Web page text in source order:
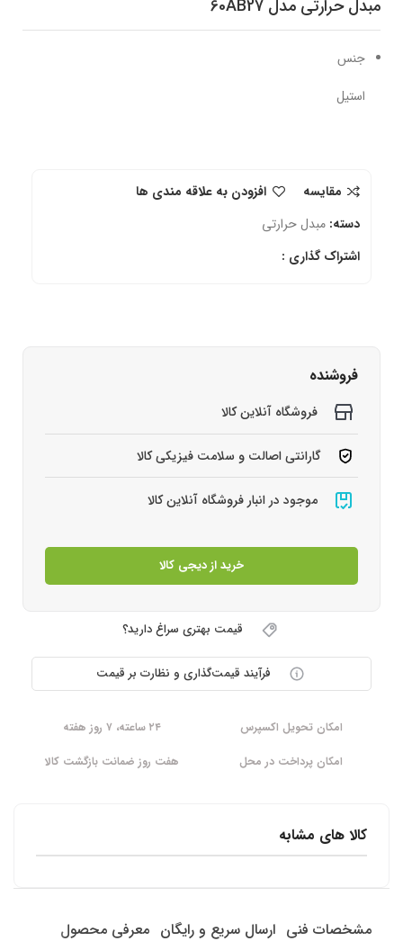
مبدل حرارتی مدل 60AB27
جنس
استیل
مقایسه
افزودن به علاقه مندی ها
دسته: مبدل حرارتی
اشتراک گذاری :
فروشنده
فروشگاه آنلاین کالا
گارانتی اصالت و سلامت فیزیکی کالا
موجود در انبار فروشگاه آنلاین کالا
خرید از دیجی کالا
قیمت بهتری سراغ دارید؟
فرآیند قیمت‌گذاری و نظارت بر قیمت
امکان تحویل اکسپرس
۲۴ ساعته، ۷ روز هفته
امکان پرداخت در محل
هفت روز ضمانت بازگشت کالا
کالا های مشابه
مشخصات فنی ارسال سریع و رایگان معرفی محصول